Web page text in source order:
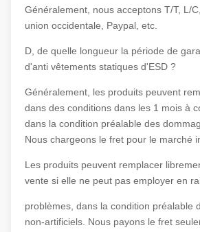
Généralement, nous acceptons T/T, L/
union occidentale, Paypal, etc.
D, de quelle longueur la période de
d'anti vêtements statiques d'ESD ?
Généralement, les produits peuvent
dans des conditions dans les 1 mois à
dans la condition préalable des
Nous chargeons le fret pour le marché
Les produits peuvent remplacer
vente si elle ne peut pas employer en
problèmes, dans la condition préalable
non-artificiels. Nous payons le fret